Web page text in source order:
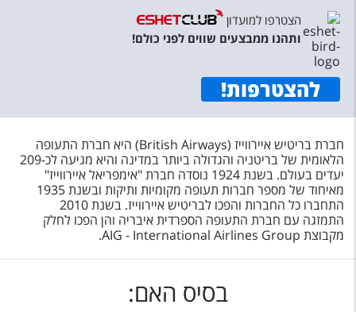
טופס צור קשר
נגישות
עקבו אחרינו
הצטרפו למועדון
ותהנו ממבצעים שווים לפני כולם!
להצטרפות!
חברת בריטיש איירווייז (British Airways) היא חברת התעופה
הלאומית של בריטניה והגדולה ביותר במדינה והיא מגיעה לכ-209
יעדים בעולם. בשנת 1924 נוסדה חברת "אימפריאל איירווייז"
מאיחוד של מספר חברות תעופה מקומיות ותיקות ובשנת 1935
התחברו כל החברות והפכו לבריטיש איירווייז. בשנת 2010
התמזגה עם חברת התעופה הספרדית איבריה והן הפכו לחלק
מקבוצת AIG - International Airlines Group.
בסיס האם: